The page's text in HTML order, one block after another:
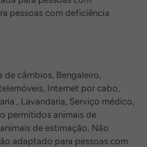
pessoas com deficiência
de câmbios, Bengaleiro,
Internet por cabo,
, Lavandaria, Serviço médico,
permitidos animais de
de estimação, Não
adaptado para pessoas com